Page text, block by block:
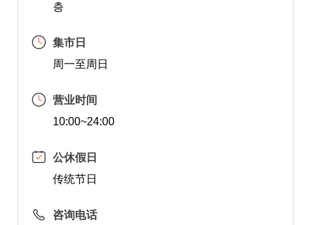
층
集市日
周一至周日
营业时间
10:00~24:00
公休假日
传统节日
咨询电话